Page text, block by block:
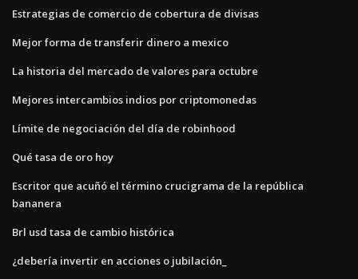
Estrategias de comercio de cobertura de divisas
Mejor forma de transferir dinero a mexico
La historia del mercado de valores para octubre
Mejores intercambios indios por criptomonedas
Límite de negociación del día de robinhood
Qué tasa de oro hoy
Escritor que acuñó el término crucigrama de la república
bananera
Brl usd tasa de cambio histórica
¿debería invertir en acciones o jubilación_